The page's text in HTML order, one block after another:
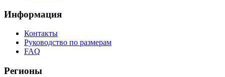
Информация
Контакты
Руководство по размерам
FAQ
Регионы